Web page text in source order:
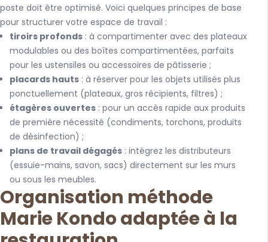
poste doit être optimisé. Voici quelques principes de base
pour structurer votre espace de travail :
tiroirs profonds : à compartimenter avec des plateaux
modulables ou des boîtes compartimentées, parfaits
pour les ustensiles ou accessoires de pâtisserie ;
placards hauts : à réserver pour les objets utilisés plus
ponctuellement (plateaux, gros récipients, filtres) ;
étagères ouvertes : pour un accès rapide aux produits
de première nécessité (condiments, torchons, produits
de désinfection) ;
plans de travail dégagés : intégrez les distributeurs
(essuie-mains, savon, sacs) directement sur les murs
ou sous les meubles.
Organisation méthode
Marie Kondo adaptée à la